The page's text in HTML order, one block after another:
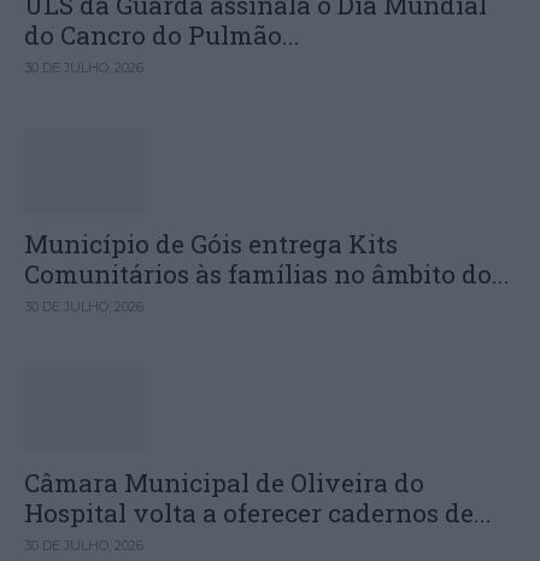
do Cancro do Pulmão...
30 DE JULHO, 2026
Município de Góis entrega Kits
Comunitários às famílias no âmbito do...
30 DE JULHO, 2026
Câmara Municipal de Oliveira do
Hospital volta a oferecer cadernos de...
30 DE JULHO, 2026